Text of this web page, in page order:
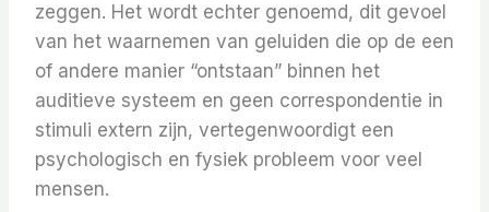
zeggen. Het wordt echter genoemd, dit gevoel
van het waarnemen van geluiden die op de een
of andere manier “ontstaan” binnen het
auditieve systeem en geen correspondentie in
stimuli extern zijn, vertegenwoordigt een
psychologisch en fysiek probleem voor veel
mensen.